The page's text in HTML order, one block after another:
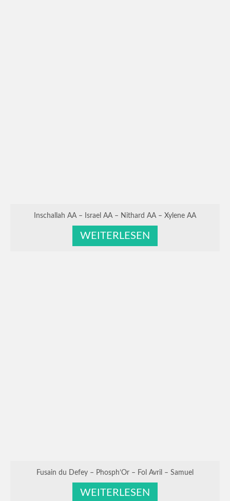
Inschallah AA – Israel AA – Nithard AA – Xylene AA
WEITERLESEN
Fusain du Defey – Phosph’Or – Fol Avril – Samuel
WEITERLESEN